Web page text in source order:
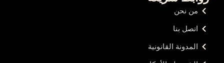
من نحن
اتصل بنا
المدونة القانونية